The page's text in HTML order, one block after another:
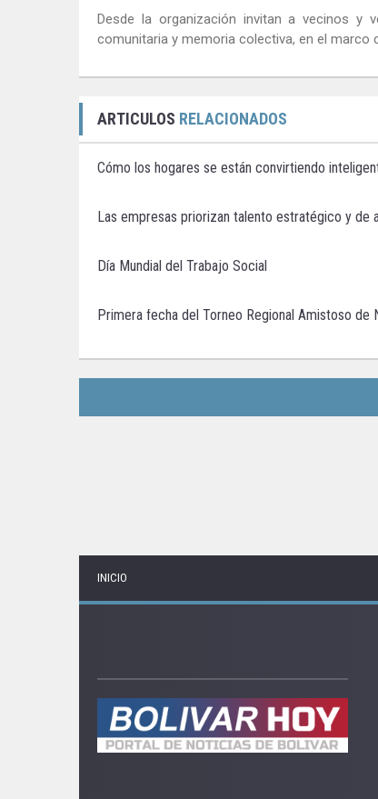
Desde la organización invitan a vecinos y
comunitaria y memoria colectiva, en el marco
ARTICULOS RELACIONADOS
Cómo los hogares se están convirtiendo
Las empresas priorizan talento estratégico y de
Día Mundial del Trabajo Social
Primera fecha del Torneo Regional Amistoso de
INICIO